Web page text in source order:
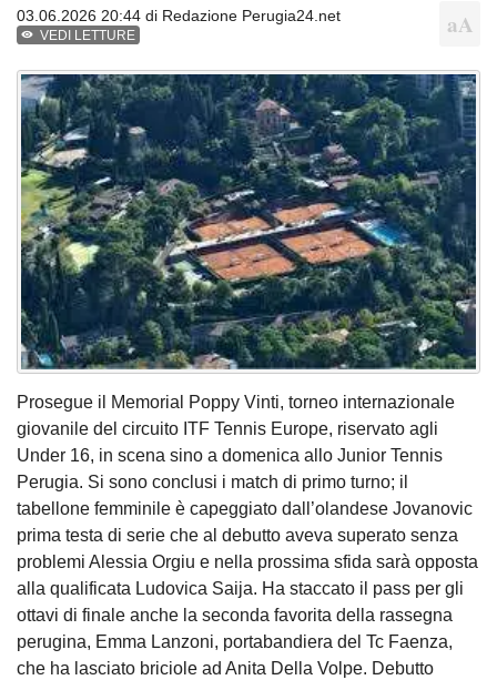
03.06.2026 20:44 di Redazione Perugia24.net
VEDI LETTURE
Prosegue il Memorial Poppy Vinti, torneo internazionale
giovanile del circuito ITF Tennis Europe, riservato agli
Under 16, in scena sino a domenica allo Junior Tennis
Perugia. Si sono conclusi i match di primo turno; il
tabellone femminile è capeggiato dall’olandese Jovanovic
prima testa di serie che al debutto aveva superato senza
problemi Alessia Orgiu e nella prossima sfida sarà opposta
alla qualificata Ludovica Saija. Ha staccato il pass per gli
ottavi di finale anche la seconda favorita della rassegna
perugina, Emma Lanzoni, portabandiera del Tc Faenza,
che ha lasciato briciole ad Anita Della Volpe. Debutto